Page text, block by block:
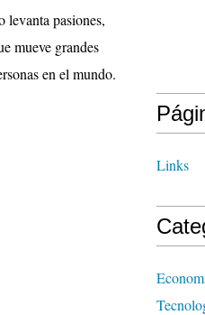
levanta pasiones,
mueve grandes
en el mundo.
Links